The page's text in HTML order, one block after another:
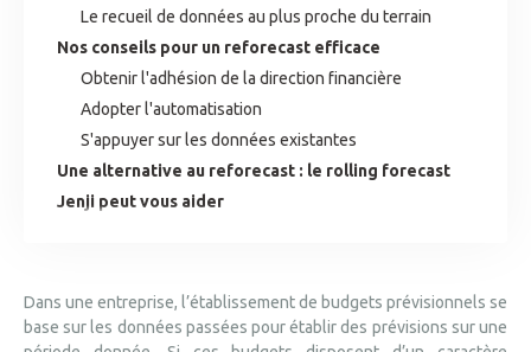
Le recueil de données au plus proche du terrain
Nos conseils pour un reforecast efficace
Obtenir l'adhésion de la direction financière
Adopter l'automatisation
S'appuyer sur les données existantes
Une alternative au reforecast : le rolling forecast
Jenji peut vous aider
Dans une entreprise, l’établissement de budgets prévisionnels se
base sur les données passées pour établir des prévisions sur une